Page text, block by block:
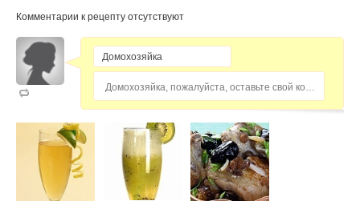
Комментарии к рецепту отсутствуют
Домохозяйка, пожалуйста, оставьте свой комментарий...